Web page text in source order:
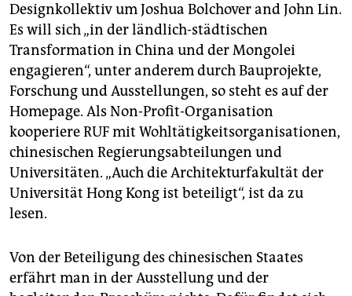
Designkollektiv um Joshua Bolchover and John Lin.
Es will sich „in der ländlich-städtischen
Transformation in China und der Mongolei
engagieren“, unter anderem durch Bauprojekte,
Forschung und Ausstellungen, so steht es auf der
Homepage. Als Non-Profit-Organisation
kooperiere RUF mit Wohltätigkeitsorganisationen,
chinesischen Regierungsabteilungen und
Universitäten. „Auch die Architekturfakultät der
Universität Hong Kong ist beteiligt“, ist da zu
lesen.
Von der Beteiligung des chinesischen Staates
erfährt man in der Ausstellung und der